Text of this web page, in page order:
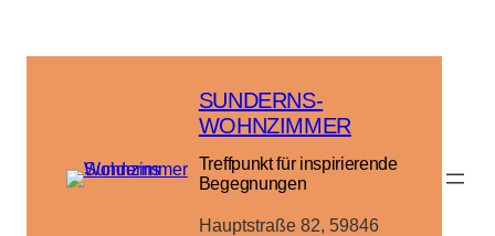
SUNDERNS-
WOHNZIMMER
Treffpunkt für inspirierende
Begegnungen
Hauptstraße 82, 59846